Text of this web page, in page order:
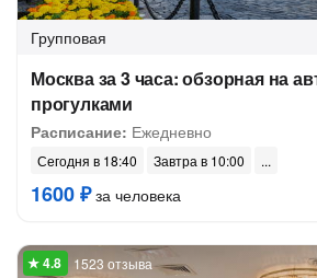
Групповая
Москва за 3 часа: обзорная на
прогулками
Расписание: Ежедневно
Сегодня в 18:40 Завтра в 10:00
1600 ₽за человека
1523 отзыва